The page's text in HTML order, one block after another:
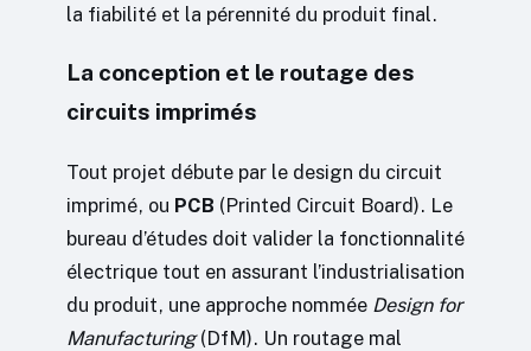
la fiabilité et la pérennité du produit final.
La conception et le routage des
circuits imprimés
Tout projet débute par le design du circuit
imprimé, ou PCB (Printed Circuit Board). Le
bureau d’études doit valider la fonctionnalité
électrique tout en assurant l’industrialisation
du produit, une approche nommée Design for
Manufacturing(DfM). Un routage mal